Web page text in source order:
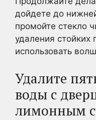
дойдете до
промойте стекло
удаления стойких
использовать
Удалите
воды с
лимонным